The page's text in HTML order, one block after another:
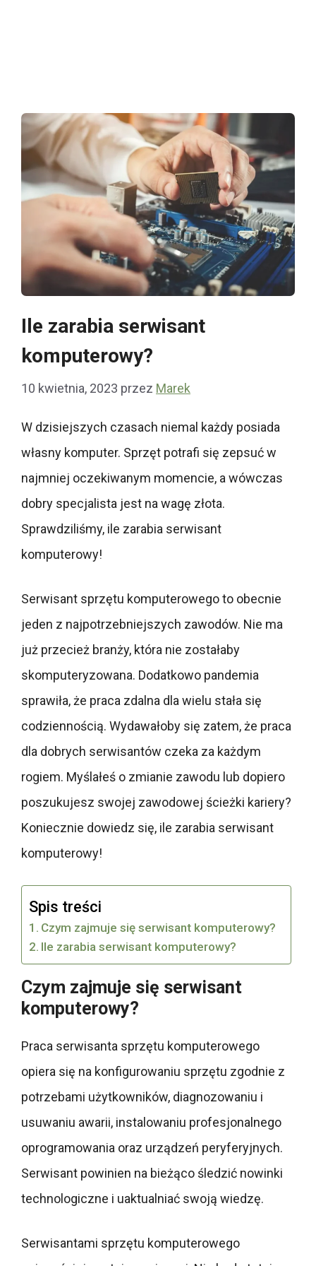
Ile zarabia serwisant
komputerowy?
10 kwietnia, 2023 przez Marek
W dzisiejszych czasach niemal każdy posiada
własny komputer. Sprzęt potrafi się zepsuć w
najmniej oczekiwanym momencie, a wówczas
dobry specjalista jest na wagę złota.
Sprawdziliśmy, ile zarabia serwisant
komputerowy!
Serwisant sprzętu komputerowego to obecnie
jeden z najpotrzebniejszych zawodów. Nie ma
już przecież branży, która nie zostałaby
skomputeryzowana. Dodatkowo pandemia
sprawiła, że praca zdalna dla wielu stała się
codziennością. Wydawałoby się zatem, że praca
dla dobrych serwisantów czeka za każdym
rogiem. Myślałeś o zmianie zawodu lub dopiero
poszukujesz swojej zawodowej ścieżki kariery?
Koniecznie dowiedz się, ile zarabia serwisant
komputerowy!
Spis treści
Czym zajmuje się serwisant komputerowy?
Ile zarabia serwisant komputerowy?
Czym zajmuje się serwisant
komputerowy?
Praca serwisanta sprzętu komputerowego
opiera się na konfigurowaniu sprzętu zgodnie z
potrzebami użytkowników, diagnozowaniu i
usuwaniu awarii, instalowaniu profesjonalnego
oprogramowania oraz urządzeń peryferyjnych.
Serwisant powinien na bieżąco śledzić nowinki
technologiczne i uaktualniać swoją wiedzę.
Serwisantami sprzętu komputerowego